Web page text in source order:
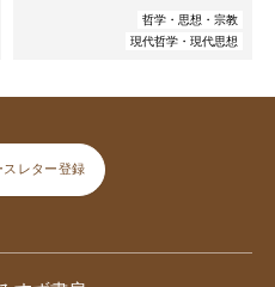
哲学・思想・宗教
現代哲学・現代思想
スレター登録